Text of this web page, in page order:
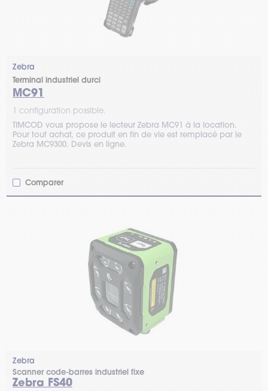
Zebra
Terminal industriel durci
MC91
1 configuration possible.
TIMCOD vous propose le lecteur Zebra MC91 à la location.
Pour tout achat, ce produit en fin de vie est remplacé par le
Zebra MC9300. Devis en ligne.
Comparer
Zebra
Scanner code-barres industriel fixe
Zebra FS40